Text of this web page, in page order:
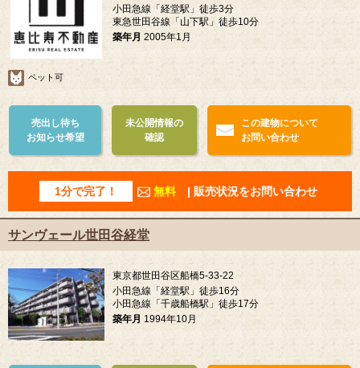
小田急線「経堂駅」徒歩3分
東急世田谷線「山下駅」徒歩10分
築年月 2005年1月
ペット可
売出し待ち
お知らせ希望
未公開情報の
確認
この建物について
お問い合わせ
1分で完了！ 無料 | 販売状況をお問い合わせ
サンヴェール世田谷経堂
東京都世田谷区船橋5-33-22
小田急線「経堂駅」徒歩16分
小田急線「千歳船橋駅」徒歩17分
築年月 1994年10月